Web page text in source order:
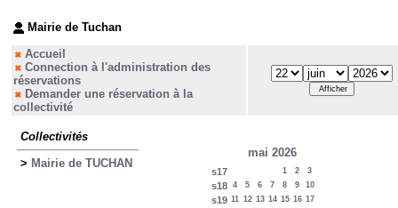
Mairie de Tuchan
Accueil
Connection à l'administration des
réservations
Demander une réservation à la
collectivité
Collectivités
> Mairie de TUCHAN
mai 2026
s17 1 2 3
s18 4 5 6 7 8 9 10
s19 11 12 13 14 15 16 17